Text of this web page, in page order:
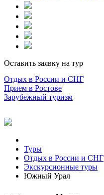
Оставить заявку на тур
Отдых в России и СНГ
Прием в Ростове
Зарубежный туризм
Туры
Отдых в России и СНГ
Экскурсионные туры
Южный Урал